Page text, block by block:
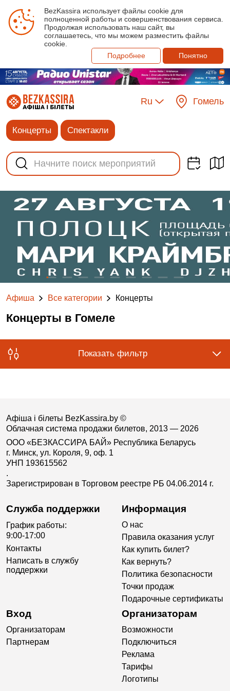
BezKassira использует файлы cookie для
полноценной работы и совершенствования сервиса.
Продолжая использовать наш сайт, вы
соглашаетесь, что мы можем разместить файлы
cookie.
Подробнее
Понятно
Ru Гомель
Концерты Спектакли
Афиша Все категории Концерты
Концерты в Гомеле
Показать фильтр
Афіша і білеты BezKassira.by ©
Облачная система продажи билетов, 2013 — 2026
ООО «БЕЗКАССИРА БАЙ» Республика Беларусь
г. Минск, ул. Короля, 9, оф. 1
УНП 193615562
.
Зарегистрирован в Торговом реестре РБ 04.06.2014 г.
Служба поддержки
График работы:
9:00-17:00
Контакты
Написать в службу
поддержки
Информация
О нас
Правила оказания услуг
Как купить билет?
Как вернуть?
Политика безопасности
Точки продаж
Подарочные сертификаты
Вход
Организаторам
Партнерам
Организаторам
Возможности
Подключиться
Реклама
Тарифы
Логотипы